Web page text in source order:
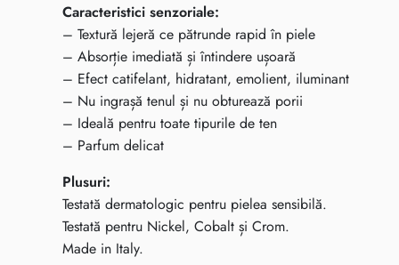
Caracteristici senzoriale:
– Textură lejeră ce pătrunde rapid în piele
– Absorție imediată și întindere ușoară
– Efect catifelant, hidratant, emolient, iluminant
– Nu ingrașă tenul și nu obturează porii
– Ideală pentru toate tipurile de ten
– Parfum delicat
Plusuri:
Testată dermatologic pentru pielea sensibilă.
Testată pentru Nickel, Cobalt și Crom.
Made in Italy.